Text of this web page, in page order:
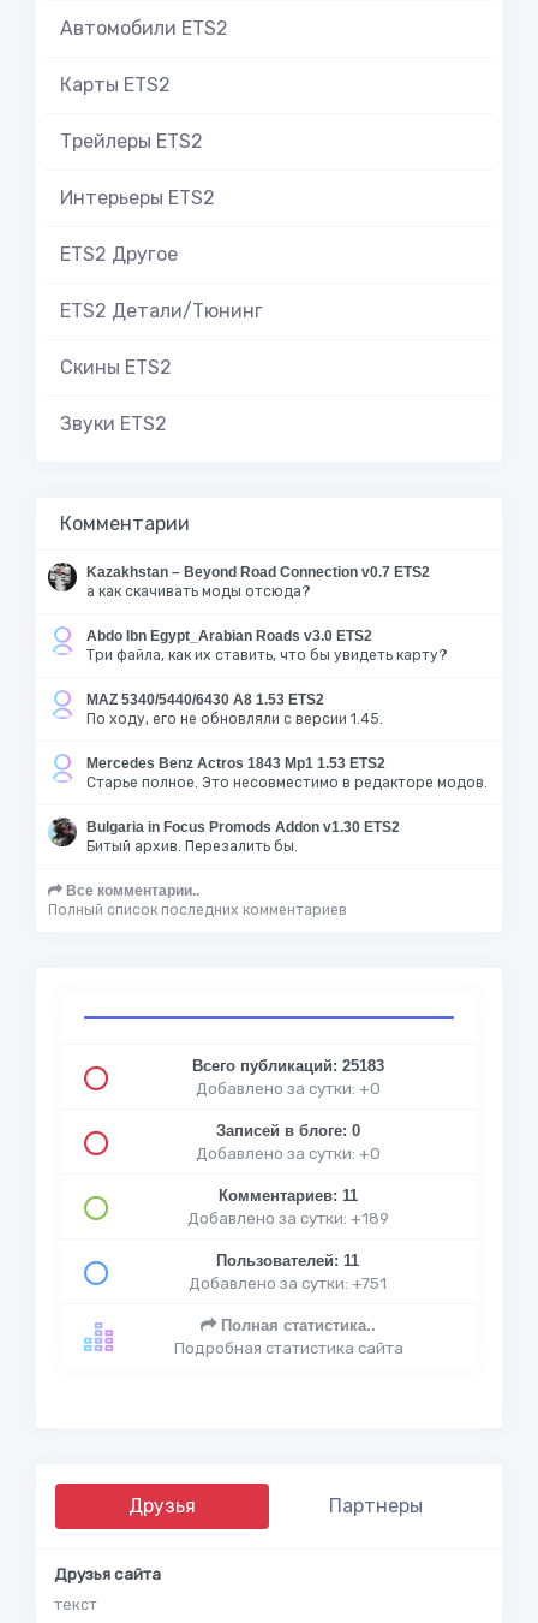
Автомобили ETS2
Карты ETS2
Трейлеры ETS2
Интерьеры ETS2
ETS2 Другое
ETS2 Детали/Тюнинг
Скины ETS2
Звуки ETS2
Комментарии
Kazakhstan – Beyond Road Connection v0.7 ETS2
а как скачивать моды отсюда?
Abdo Ibn Egypt_Arabian Roads v3.0 ETS2
Три файла, как их ставить, что бы увидеть карту?
MAZ 5340/5440/6430 A8 1.53 ETS2
По ходу, его не обновляли с версии 1.45.
Mercedes Benz Actros 1843 Mp1 1.53 ETS2
Старье полное. Это несовместимо в редакторе модов.
Bulgaria in Focus Promods Addon v1.30 ETS2
Битый архив. Перезалить бы.
Все комментарии..
Полный список последних комментариев
Всего публикаций: 25183
Добавлено за сутки: +0
Записей в блоге: 0
Добавлено за сутки: +0
Комментариев: 11
Добавлено за сутки: +189
Пользователей: 11
Добавлено за сутки: +751
Полная статистика..
Подробная статистика сайта
Друзья Партнеры
Друзья сайта
текст